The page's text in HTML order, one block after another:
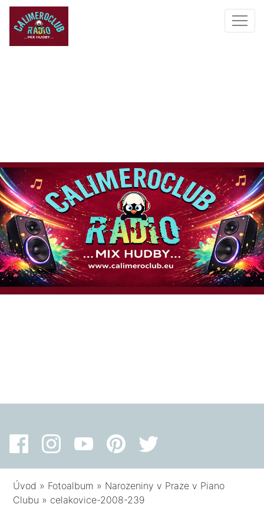
Úvod » Fotoalbum » Narozeniny v Praze v Piano
Clubu » celakovice-2008-239